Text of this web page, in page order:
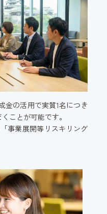
金の活用で実質1名につき
ことが可能です。
事業展開等リスキリング